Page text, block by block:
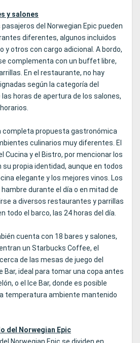
y salones
del Norwegian Epic pueden
diferentes, algunos incluidos
y otros con cargo adicional. A bordo,
complementa con un buffet libre,
En el restaurante, no hay
según la categoría del
horas de apertura de los salones,
completa propuesta gastronómica
culinarios muy diferentes. El
Cucina y el Bistro, por mencionar los
propia identidad, aunque en todos
elegante y los mejores vinos. Los
durante el día o en mitad de
a diversos restaurantes y parrillas
todo el barco, las 24 horas del día.
cuenta con 18 bares y salones,
un Starbucks Coffee, el
de las mesas de juego del
Bar, ideal para tomar una copa antes
o el Ice Bar, donde es posible
temperatura ambiente mantenido
del Norwegian Epic